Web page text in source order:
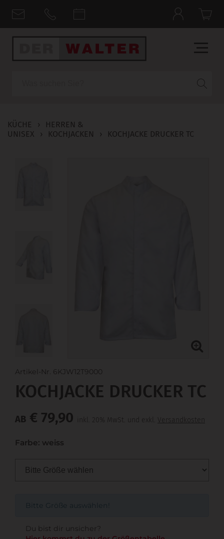
KÜCHE ›
HERREN &
UNISEX
› KOCHJACKEN › KOCHJACKE DRUCKER TC
Artikel-Nr. 6KJW12T9000
KOCHJACKE DRUCKER TC
AB € 79,90 inkl. 20% MwSt. und exkl. Versandkosten
Farbe: weiss
Bitte Größe auswählen!
Du bist dir unsicher?